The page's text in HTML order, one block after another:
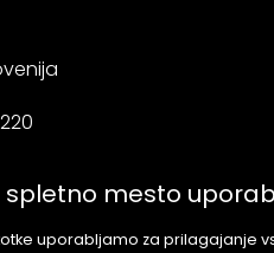
spletno mesto
uporabljamo za prilagajanje